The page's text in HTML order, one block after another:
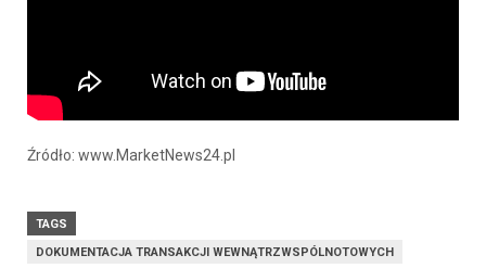
Źródło: www.MarketNews24.pl
TAGS
DOKUMENTACJA TRANSAKCJI WEWNĄTRZWSPÓLNOTOWYCH